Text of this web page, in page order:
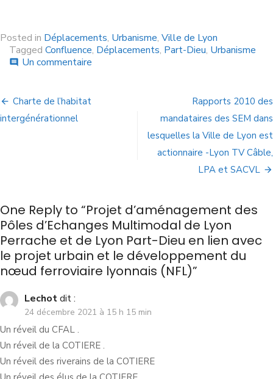
Posted in Déplacements, Urbanisme, Ville de Lyon
Tagged Confluence, Déplacements, Part-Dieu, Urbanisme
comment Un commentaire
Charte de l’habitat
intergénérationnel
Rapports 2010 des
mandataires des SEM dans
lesquelles la Ville de Lyon est
actionnaire -Lyon TV Câble,
LPA et SACVL
One Reply to “Projet d’aménagement des
Pôles d’Echanges Multimodal de Lyon
Perrache et de Lyon Part-Dieu en lien avec
le projet urbain et le développement du
nœud ferroviaire lyonnais (NFL)”
Lechotdit :
24 décembre 2021 à 15 h 15 min
Un réveil du CFAL .
Un réveil de la COTIERE .
Un réveil des riverains de la COTIERE